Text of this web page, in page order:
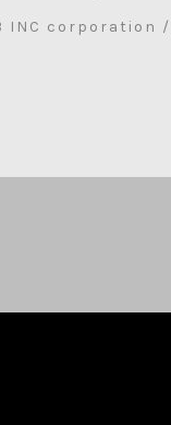
INC corporation